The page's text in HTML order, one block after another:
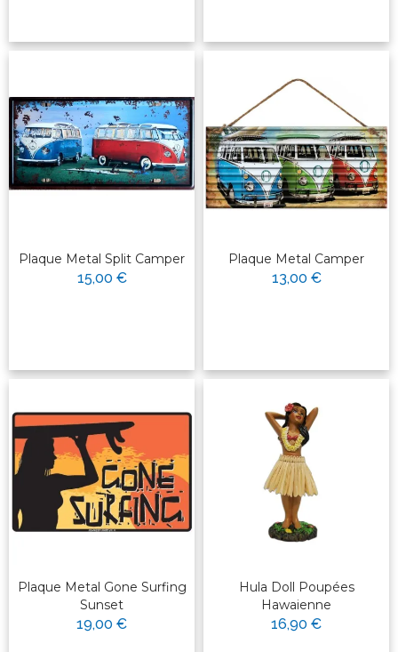
Plaque Metal Split Camper
15,00 €
Plaque Metal Camper
13,00 €
Plaque Metal Gone Surfing
Sunset
19,00 €
Hula Doll Poupées
Hawaienne
16,90 €